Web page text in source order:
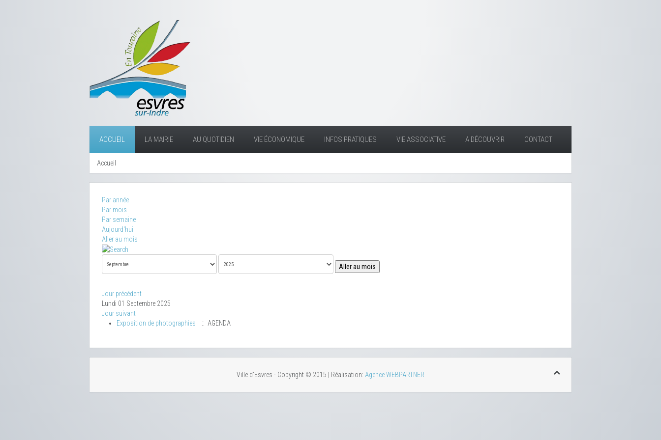
ACCUEIL LA MAIRIE AU QUOTIDIEN VIE ÉCONOMIQUE INFOS PRATIQUES VIE ASSOCIATIVE A DÉCOUVRIR CONTACT
Accueil
Par année
Par mois
Par semaine
Aujourd'hui
Aller au mois
Aller au mois
Jour précédent
Lundi 01 Septembre 2025
Jour suivant
Exposition de photographies
:: AGENDA
Ville d'Esvres - Copyright © 2015 | Réalisation: Agence WEBPARTNER